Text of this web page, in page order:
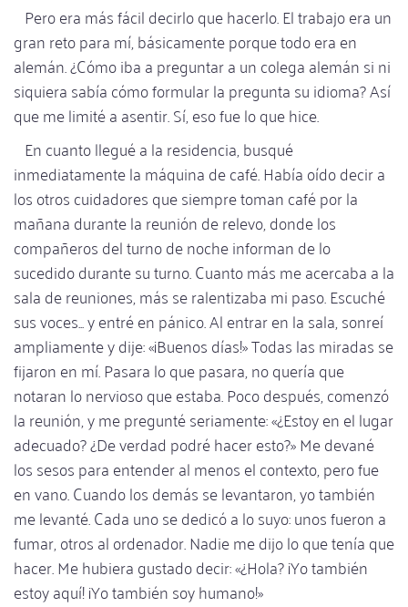
Pero era más fácil decirlo que hacerlo. El trabajo era un
gran reto para mí, básicamente porque todo era en
alemán. ¿Cómo iba a preguntar a un colega alemán si ni
siquiera sabía cómo formular la pregunta su idioma? Así
que me limité a asentir. Sí, eso fue lo que hice.
En cuanto llegué a la residencia, busqué
inmediatamente la máquina de café. Había oído decir a
los otros cuidadores que siempre toman café por la
mañana durante la reunión de relevo, donde los
compañeros del turno de noche informan de lo
sucedido durante su turno. Cuanto más me acercaba a la
sala de reuniones, más se ralentizaba mi paso. Escuché
sus voces... y entré en pánico. Al entrar en la sala, sonreí
ampliamente y dije: «¡Buenos días!» Todas las miradas se
fijaron en mí. Pasara lo que pasara, no quería que
notaran lo nervioso que estaba. Poco después, comenzó
la reunión, y me pregunté seriamente: «¿Estoy en el lugar
adecuado? ¿De verdad podré hacer esto?» Me devané
los sesos para entender al menos el contexto, pero fue
en vano. Cuando los demás se levantaron, yo también
me levanté. Cada uno se dedicó a lo suyo: unos fueron a
fumar, otros al ordenador. Nadie me dijo lo que tenía que
hacer. Me hubiera gustado decir: «¿Hola? ¡Yo también
estoy aquí! ¡Yo también soy humano!»